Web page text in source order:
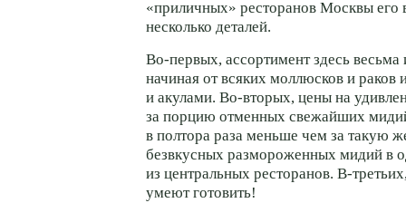
«приличных» ресторанов Москвы его
несколько деталей.
Во-первых, ассортимент здесь
начиная от всяких моллюсков и раков
и акулами. Во-вторых, цены на
за порцию отменных свежайших
в полтора раза меньше чем за такую
безвкусных размороженных мидий в
из центральных ресторанов. В-
умеют готовить!